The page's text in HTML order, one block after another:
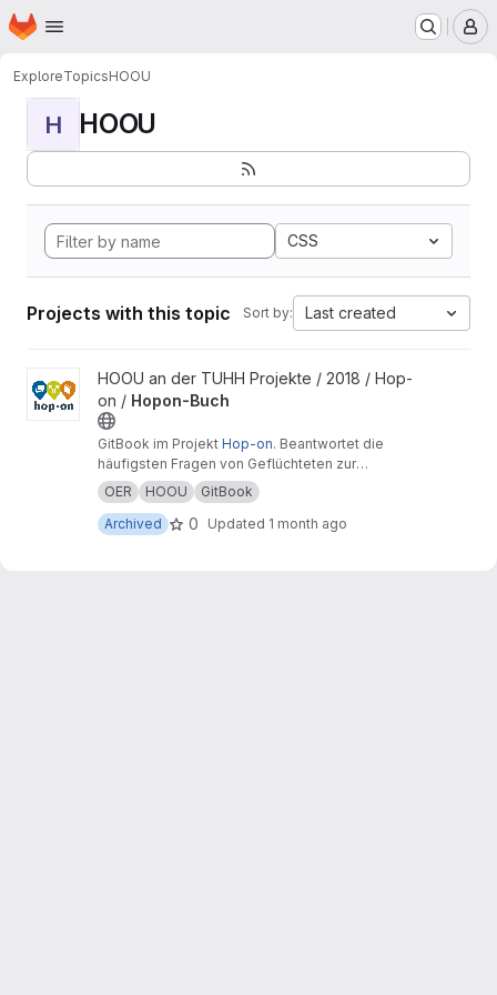
Skip to main content
Homepage
ExploreTopicsHOOU
H HOOU
CSS
Projects with this topic Sort by: Last created
View Hopon-Buch project
HOOU an der TUHH Projekte / 2018 / Hop-
on / Hopon-Buch
GitBook im Projekt Hop-on. Beantwortet die
häufigsten Fragen von Geflüchteten zur
beruflichen Bildung in Deutschland.
OER HOOU
GitBook
Archived
0 Updated 1 month ago